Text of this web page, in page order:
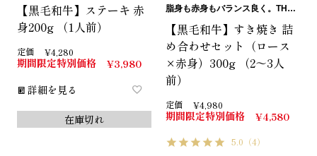
【黒毛和牛】ステーキ 赤
身200g （1人前）
定価 ¥4,280
期間限定特別価格 ¥3,980
詳細を見る
在庫切れ
脂身も赤身もバランス良く。THE匠のすき焼きセット。
【黒毛和牛】すき焼き 詰
め合わせセット（ロース
×赤身）300g （2～3人
前）
定価 ¥4,980
期間限定特別価格 ¥4,580
5.0 （4）